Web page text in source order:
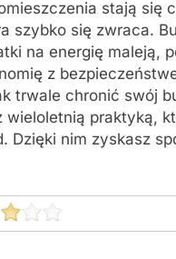
stają się
szybko się zwraca.
na energię maleją,
z
trwale chronić swój
wieloletnią praktyką,
nim zyskasz